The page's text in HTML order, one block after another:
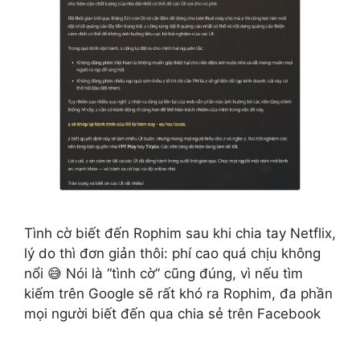
Tình cờ biết đến Rophim sau khi chia tay Netflix,
lý do thì đơn giản thôi: phí cao quá chịu không
nổi 😅 Nói là “tình cờ” cũng đúng, vì nếu tìm
kiếm trên Google sẽ rất khó ra Rophim, đa phần
mọi người biết đến qua chia sẻ trên Facebook